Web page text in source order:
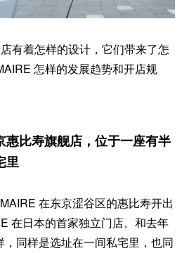
有着怎样的设计，它们带来了怎
怎样的发展趋势和开店规
惠比寿旗舰店，位于一座有半
里
在东京涩谷区的惠比寿开出
在日本的首家独立门店。和去年
同样是选址在一间私宅里，也同